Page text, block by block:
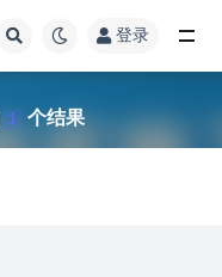
登录
1 个结果